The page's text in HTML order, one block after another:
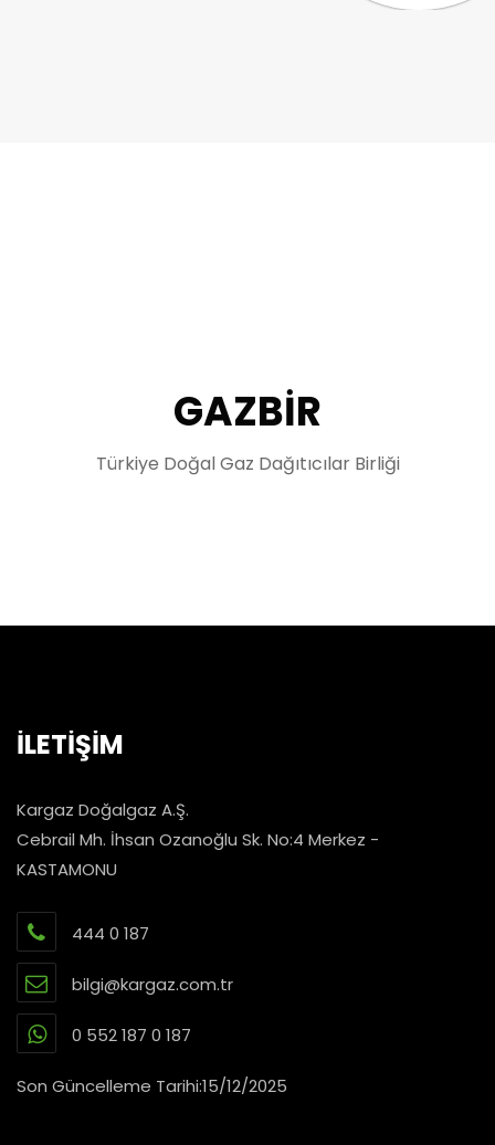
GAZBİR
Türkiye Doğal Gaz Dağıtıcılar Birliği
İLETİŞİM
Kargaz Doğalgaz A.Ş.
Cebrail Mh. İhsan Ozanoğlu Sk. No:4 Merkez -
KASTAMONU
444 0 187
bilgi@kargaz.com.tr
0 552 187 0 187
Son Güncelleme Tarihi:15/12/2025